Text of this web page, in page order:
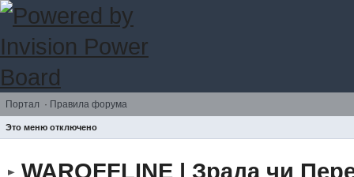
Портал · Правила форума
Это меню отключено
WAROFFLINE | Зрада чи